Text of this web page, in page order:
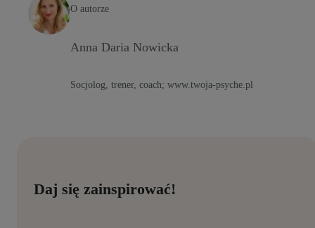
O autorze
Anna Daria Nowicka
Socjolog, trener, coach; www.twoja-psyche.pl
Daj się zainspirować!